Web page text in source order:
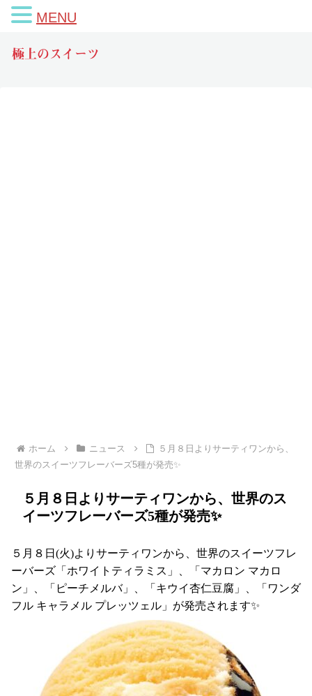
極上のスイーツ
ホーム ニュース
５月８日よりサーティワンから、
世界のスイーツフレーバーズ5種が発売✨
５月８日よりサーティワンから、世界のス
イーツフレーバーズ5種が発売✨
５月８日(火)よりサーティワンから、世界のスイーツフレ
ーバーズ「ホワイトティラミス」、「マカロン マカロ
ン」、「ピーチメルバ」、「キウイ杏仁豆腐」、「ワンダ
フル キャラメル プレッツェル」が発売されます✨
MENU